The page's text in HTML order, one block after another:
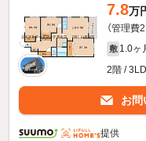
7.8万
（管理費
敷 1.0ヶ
2階 /
お問
提供